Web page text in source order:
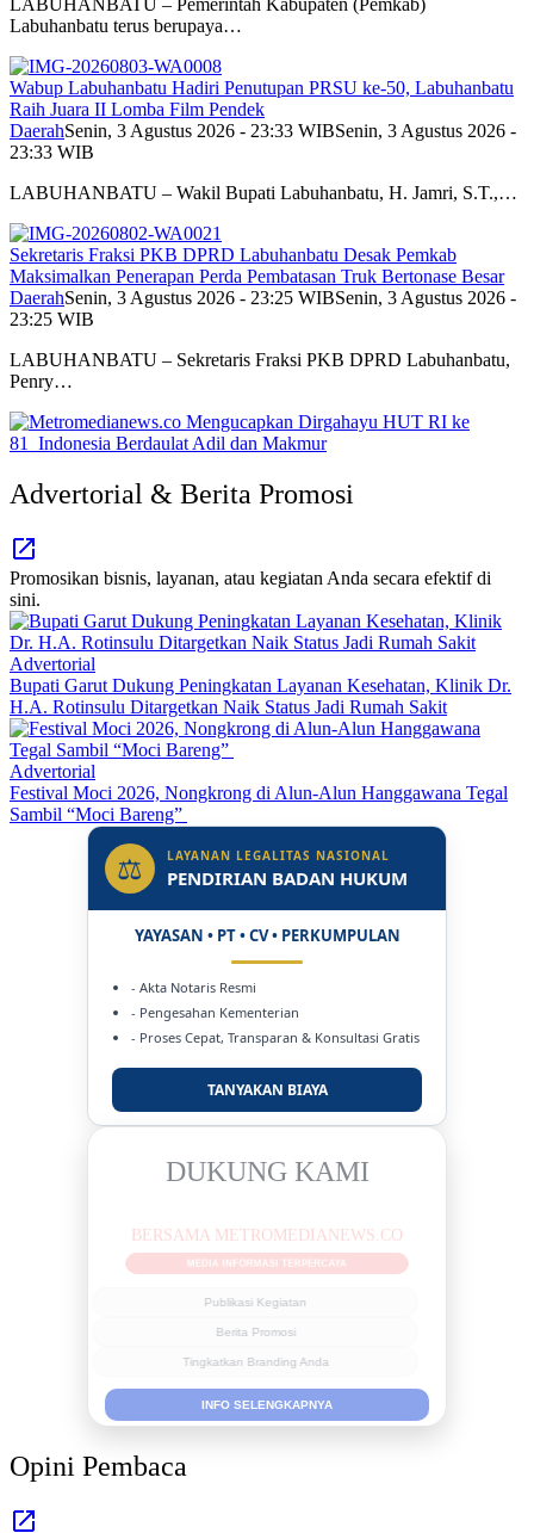
LABUHANBATU – Pemerintah Kabupaten (Pemkab)
Labuhanbatu terus berupaya…
Wabup Labuhanbatu Hadiri Penutupan PRSU ke-50, Labuhanbatu
Raih Juara II Lomba Film Pendek
DaerahSenin, 3 Agustus 2026 - 23:33 WIBSenin, 3 Agustus 2026 -
23:33 WIB
LABUHANBATU – Wakil Bupati Labuhanbatu, H. Jamri, S.T.,…
Sekretaris Fraksi PKB DPRD Labuhanbatu Desak Pemkab
Maksimalkan Penerapan Perda Pembatasan Truk Bertonase Besar
DaerahSenin, 3 Agustus 2026 - 23:25 WIBSenin, 3 Agustus 2026 -
23:25 WIB
LABUHANBATU – Sekretaris Fraksi PKB DPRD Labuhanbatu,
Penry…
Advertorial & Berita Promosi
Promosikan bisnis, layanan, atau kegiatan Anda secara efektif di
sini.
Advertorial
Bupati Garut Dukung Peningkatan Layanan Kesehatan, Klinik Dr.
H.A. Rotinsulu Ditargetkan Naik Status Jadi Rumah Sakit
Advertorial
Festival Moci 2026, Nongkrong di Alun-Alun Hanggawana Tegal
Sambil “Moci Bareng”
⚖ LAYANAN LEGALITAS NASIONAL
PENDIRIAN BADAN HUKUM
YAYASAN • PT • CV • PERKUMPULAN
- Akta Notaris Resmi
- Pengesahan Kementerian
- Proses Cepat, Transparan & Konsultasi Gratis
TANYAKAN BIAYA
DUKUNG KAMI
MEDIA INFORMASI TERPERCAYA
Publikasi Kegiatan
Berita Promosi
Tingkatkan Branding Anda
INFO SELENGKAPNYA
Opini Pembaca